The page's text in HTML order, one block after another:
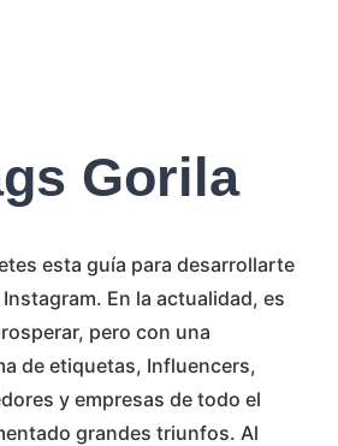
Gorila
esta guía para desarrollarte
En la actualidad, es
pero con una
de etiquetas, Influencers,
y empresas de todo el
grandes triunfos. Al